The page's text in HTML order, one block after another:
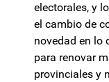
electorales, y
el cambio de
novedad en lo
para renovar
provinciales y